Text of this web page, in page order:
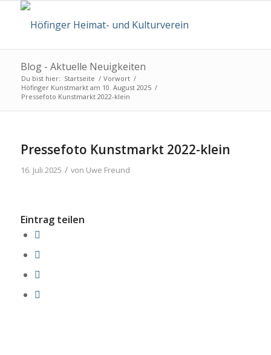
Blog - Aktuelle Neuigkeiten
Du bist hier: Startseite / Vorwort /
Höfinger Kunstmarkt am 10. August 2025 /
Pressefoto Kunstmarkt 2022-klein
Pressefoto Kunstmarkt 2022-klein
16. Juli 2025 / von Uwe Freund
Eintrag teilen